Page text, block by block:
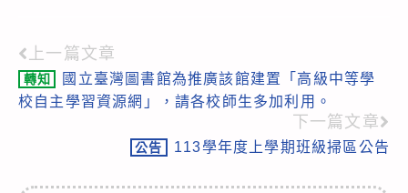
Read
more
上一篇文章
轉知
國立臺灣圖書館為推廣該館建置「高級中等學
校自主學習資源網」，請各校師生多加利用。
下一篇文章
公告 113學年度上學期班級掃區公告